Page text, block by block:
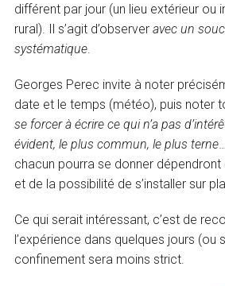
différent par jour (un lieu extérieur ou
rural). Il s’agit d’observeravec un
systématique.
Georges Perec invite à noter
date et le temps (météo), puis noter
se forcer à écrire ce qui n’a pas
évident, le plus commun, le plus terne
chacun pourra se donner
et de la possibilité de s’installer sur
Ce qui serait intéressant, c’est de
l’expérience dans quelques jours (ou
confinement sera moins strict.